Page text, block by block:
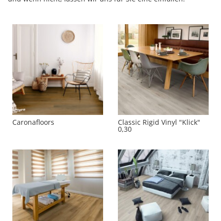
Caronafloors Classic Rigid Vinyl "Klick"
0,30